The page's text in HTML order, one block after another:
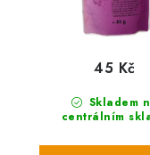
Skladem
centrálním
45 Kč